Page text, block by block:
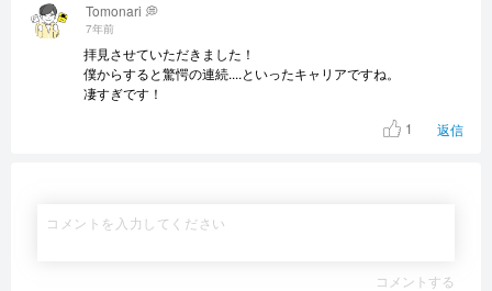
Tomonari 💭
7年前
拝見させていただきました！
僕からすると驚愕の連続....といったキャリアですね。
凄すぎです！
1
返信
コメントする